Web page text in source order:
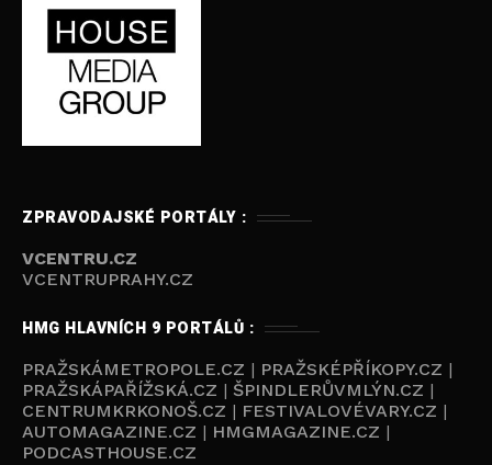
ZPRAVODAJSKÉ PORTÁLY :
VCENTRU.CZ
VCENTRUPRAHY.CZ
HMG HLAVNÍCH 9 PORTÁLŮ :
PRAŽSKÁMETROPOLE.CZ | PRAŽSKÉPŘÍKOPY.CZ |
PRAŽSKÁPAŘÍŽSKÁ.CZ | ŠPINDLERŮVMLÝN.CZ |
CENTRUMKRKONOŠ.CZ | FESTIVALOVÉVARY.CZ |
AUTOMAGAZINE.CZ | HMGMAGAZINE.CZ |
PODCASTHOUSE.CZ